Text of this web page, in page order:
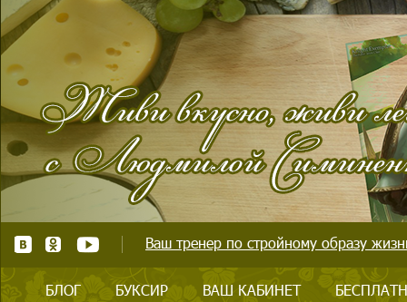
Ваш тренер по стройному образу
БЛОГ БУКСИР ВАШ КАБИНЕТ